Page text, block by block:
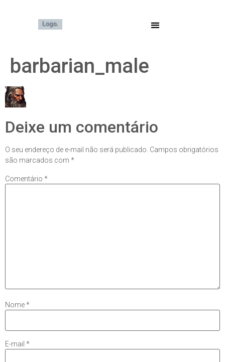
barbarian_male
Deixe um comentário
O seu endereço de e-mail não será publicado. Campos obrigatórios
são marcados com *
Comentário *
Nome*
E-mail *